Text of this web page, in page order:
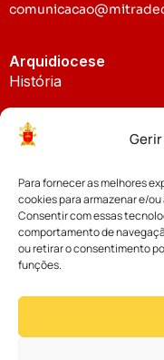
Para fornecer as melhores
cookies para armazenar e/
Consentir com essas
comportamento de
ou retirar o consentimento
funções.
Arquidiocese
História
Padroeira
Notícias
Notícias da
Notícias Cáritas
Palavra dos Bispos